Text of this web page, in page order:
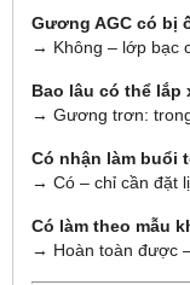
Gương AGC có bị
→ Không – lớp bạc
Bao lâu có thể lắp
→ Gương trơn:
Có nhận làm buổi
→ Có – chỉ cần đặt
Có làm theo mẫu
→ Hoàn toàn được